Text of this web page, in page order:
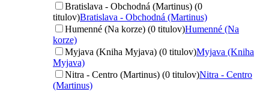
Bratislava - Obchodná (Martinus) (0
titulov)Bratislava - Obchodná (Martinus)
Humenné (Na korze) (0 titulov)Humenné (Na
korze)
Myjava (Kniha Myjava) (0 titulov)Myjava (Kniha
Myjava)
Nitra - Centro (Martinus) (0 titulov)Nitra - Centro
(Martinus)